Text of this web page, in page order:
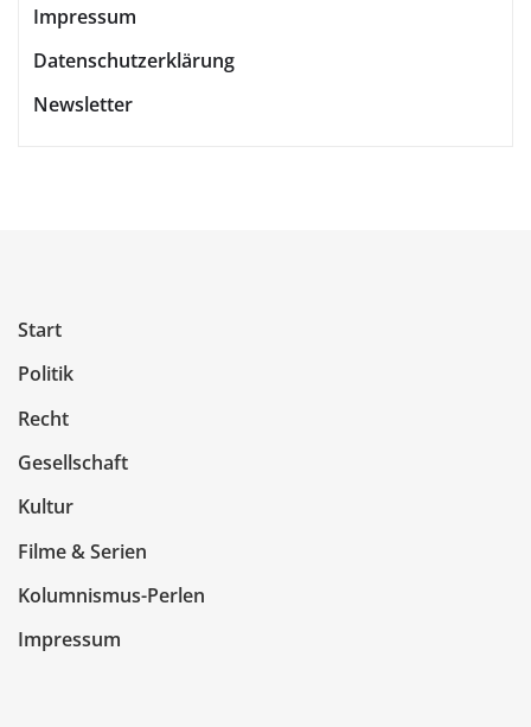
Impressum
Datenschutzerklärung
Newsletter
Start
Politik
Recht
Gesellschaft
Kultur
Filme & Serien
Kolumnismus-Perlen
Impressum